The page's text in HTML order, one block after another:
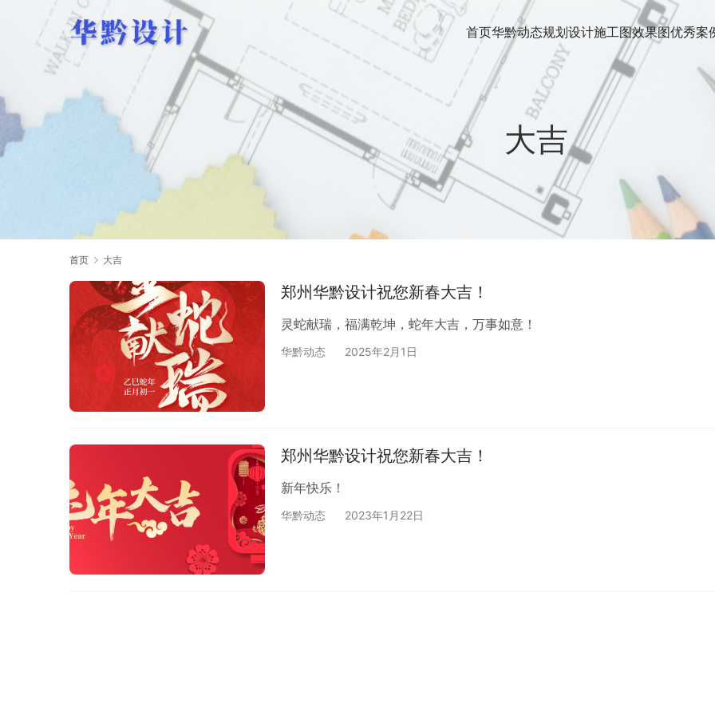
首页华黔动态规划设计施工图效果图优秀案
大吉
首页 大吉
郑州华黔设计祝您新春大吉！
灵蛇献瑞，福满乾坤，蛇年大吉，万事如意！
华黔动态 2025年2月1日
郑州华黔设计祝您新春大吉！
新年快乐！
华黔动态 2023年1月22日